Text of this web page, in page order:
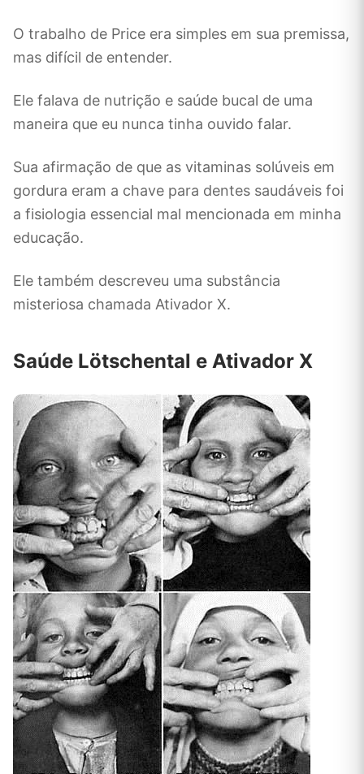
O trabalho de Price era simples em sua premissa,
mas difícil de entender.
Ele falava de nutrição e saúde bucal de uma
maneira que eu nunca tinha ouvido falar.
Sua afirmação de que as vitaminas solúveis em
gordura eram a chave para dentes saudáveis ​​foi
a fisiologia essencial mal mencionada em minha
educação.
Ele também descreveu uma substância
misteriosa chamada Ativador X.
Saúde Lötschental e Ativador X